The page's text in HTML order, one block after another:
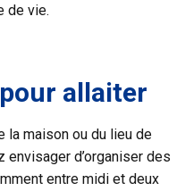
de vie.
allaiter
la maison ou du lieu de
envisager d’organiser des
entre midi et deux